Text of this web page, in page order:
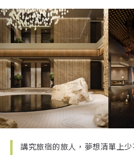
講究旅宿的旅人，夢想清單上